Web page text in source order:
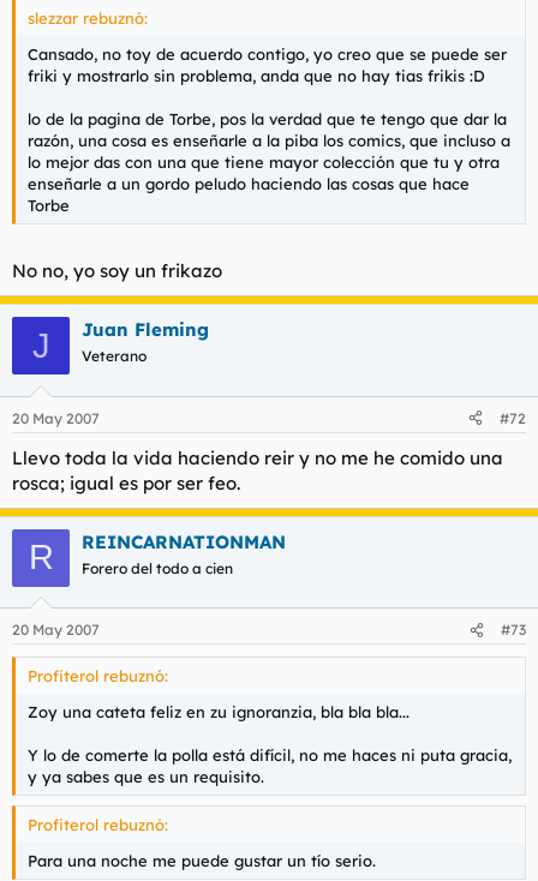
slezzar rebuznó:
Cansado, no toy de acuerdo contigo, yo creo que se puede ser
friki y mostrarlo sin problema, anda que no hay tias frikis :D
lo de la pagina de Torbe, pos la verdad que te tengo que dar la
razón, una cosa es enseñarle a la piba los comics, que incluso a
lo mejor das con una que tiene mayor colección que tu y otra
enseñarle a un gordo peludo haciendo las cosas que hace
Torbe
No no, yo soy un frikazo
J Juan Fleming
Veterano
20 May 2007 #72
Llevo toda la vida haciendo reir y no me he comido una
rosca; igual es por ser feo.
R REINCARNATIONMAN
Forero del todo a cien
20 May 2007 #73
Profiterol rebuznó:
Zoy una cateta feliz en zu ignoranzia, bla bla bla...
Y lo de comerte la polla está difícil, no me haces ni puta gracia,
y ya sabes que es un requisito.
Profiterol rebuznó:
Para una noche me puede gustar un tío serio.